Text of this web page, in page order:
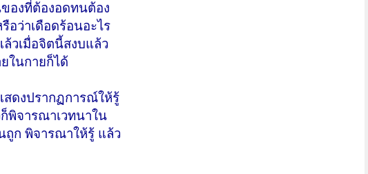
ของที่ต้องอดทนต้อง
อว่าเดือดร้อนอะไร
วเมื่อจิตนี้สงบแล้ว
ในกายก็ได้
ดงปรากฏการณ์ให้รู้
พิจารณาเวทนาใน
ถูก พิจารณาให้รู้ แล้ว